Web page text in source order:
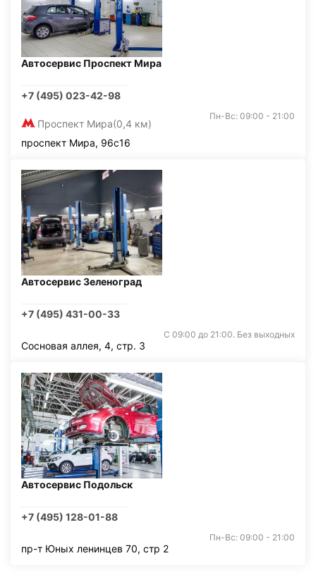
Автосервис Проспект Мира
+7 (495) 023-42-98
Проспект Мира(0,4 км)
Пн-Вс: 09:00 - 21:00
проспект Мира, 96с16
Автосервис Зеленоград
+7 (495) 431-00-33
С 09:00 до 21:00. Без выходных
Сосновая аллея, 4, стр. 3
Автосервис Подольск
+7 (495) 128-01-88
Пн-Вс: 09:00 - 21:00
пр-т Юных ленинцев 70, стр 2